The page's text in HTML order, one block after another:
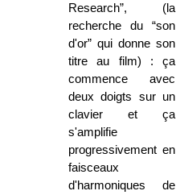
Research”, (la
recherche du “son
d'or” qui donne son
titre au film) : ça
commence avec
deux doigts sur un
clavier et ça
s'amplifie
progressivement en
faisceaux
d'harmoniques de